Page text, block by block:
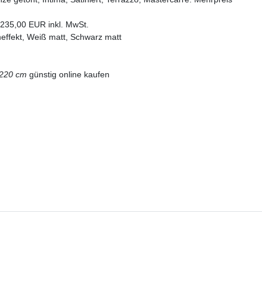
EUR inkl. MwSt.
Weiß matt, Schwarz matt
cm günstig online kaufen